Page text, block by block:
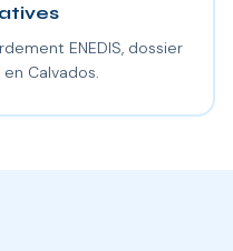
ENEDIS, dossier
Calvados.